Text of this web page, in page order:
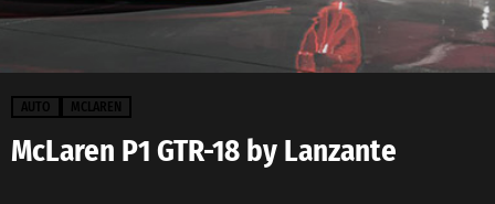
AUTO MCLAREN
McLaren P1 GTR-18 by Lanzante